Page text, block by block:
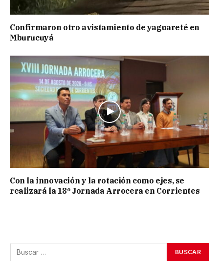
Confirmaron otro avistamiento de yaguareté en
Mburucuyá
Con la innovación y la rotación como ejes, se
realizará la 18º Jornada Arrocera en Corrientes